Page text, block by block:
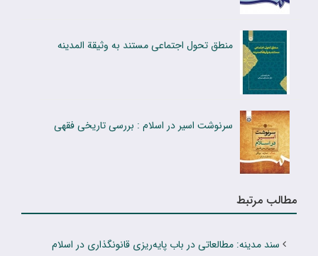
منطق تحول اجتماعی مستند به وثیقة المدینه
سرنوشت اسیر در اسلام : بررسی تاریخی فقهی
مطالب مرتبط
سند مدینه: مطالعاتی در باب پایه‌ریزی قانونگذاری در اسلام